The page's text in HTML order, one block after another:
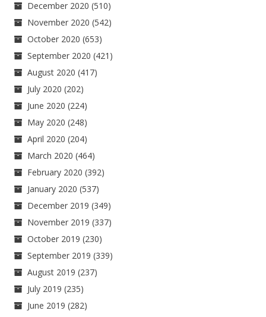
December 2020 (510)
November 2020 (542)
October 2020 (653)
September 2020 (421)
August 2020 (417)
July 2020 (202)
June 2020 (224)
May 2020 (248)
April 2020 (204)
March 2020 (464)
February 2020 (392)
January 2020 (537)
December 2019 (349)
November 2019 (337)
October 2019 (230)
September 2019 (339)
August 2019 (237)
July 2019 (235)
June 2019 (282)